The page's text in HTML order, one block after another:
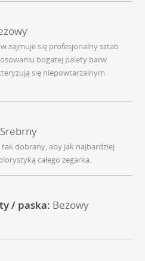
zajmuje się profesjonalny sztab
bogatej palety barw
się niepowtarzalnym
Srebrny
dobrany, aby jak najbardziej
całego zegarka.
/ paska: Beżowy